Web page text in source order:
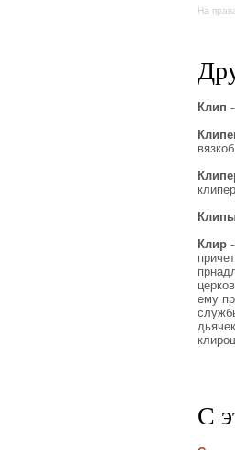
На
Клип
Клир
ему
С